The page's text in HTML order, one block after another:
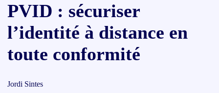
PVID : sécuriser
l’identité à distance en
toute conformité
Jordi Sintes